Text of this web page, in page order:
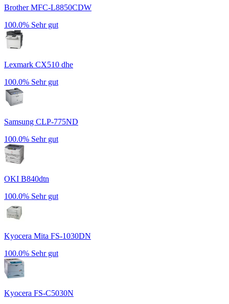
Brother MFC-L8850CDW
100.0% Sehr gut
Lexmark CX510 dhe
100.0% Sehr gut
Samsung CLP-775ND
100.0% Sehr gut
OKI B840dtn
100.0% Sehr gut
Kyocera Mita FS-1030DN
100.0% Sehr gut
Kyocera FS-C5030N